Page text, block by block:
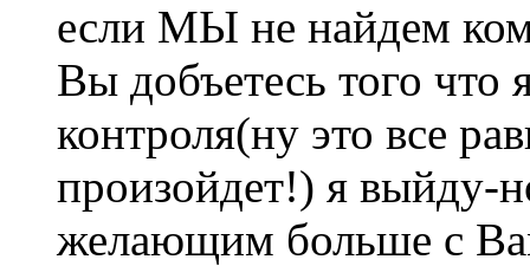
если МЫ не найдем
Вы добъетесь того
контроля(ну это все
произойдет!) я выйду-
желающим больше с